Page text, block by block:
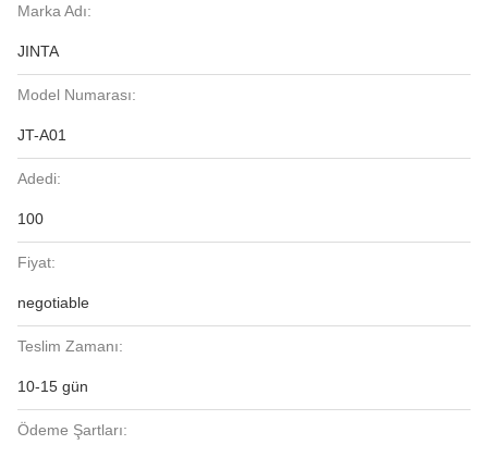
Marka Adı:
JINTA
Model Numarası:
JT-A01
Adedi:
100
Fiyat:
negotiable
Teslim Zamanı:
10-15 gün
Ödeme Şartları: